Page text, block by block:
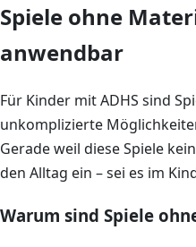
Spiele ohne
anwendbar
Für Kinder mit ADHS sind
unkomplizierte
Gerade weil diese Spiele
den Alltag ein – sei es im
Warum sind Spiele